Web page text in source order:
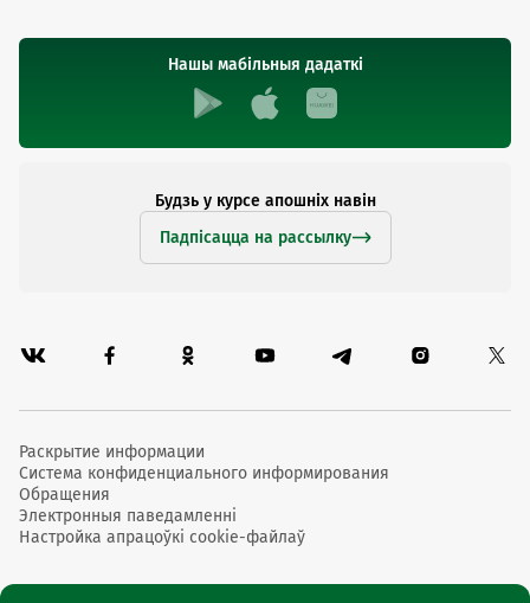
Нашы мабільныя дадаткі
Будзь у курсе апошніх навін
Падпісацца на рассылку
Раскрытие информации
Система конфиденциального информирования
Обращения
Электронныя паведамленні
Настройка апрацоўкі cookie-файлаў